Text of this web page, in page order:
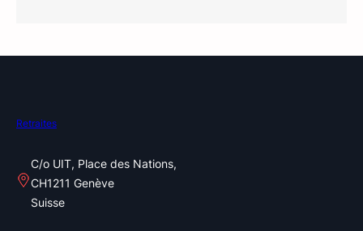
Retraites
C/o UIT, Place des Nations,
CH1211 Genève
Suisse